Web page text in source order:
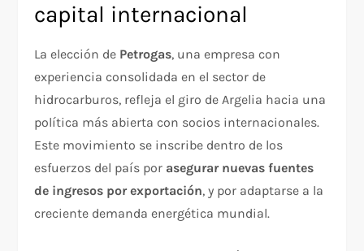
capital internacional
La elección de Petrogas, una empresa con
experiencia consolidada en el sector de
hidrocarburos, refleja el giro de Argelia hacia una
política más abierta con socios internacionales.
Este movimiento se inscribe dentro de los
esfuerzos del país por asegurar nuevas fuentes
de ingresos por exportación, y por adaptarse a la
creciente demanda energética mundial.